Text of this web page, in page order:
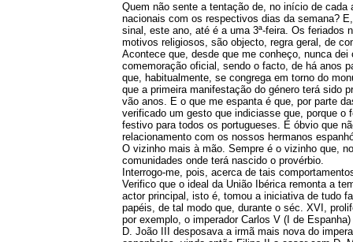
Quem não sente a tentação de, no início de
nacionais com os respectivos dias da semana?
sinal, este ano, até é a uma 3ª-feira. Os feriados
motivos religiosos, são objecto, regra geral, de
Acontece que, desde que me conheço, nunca
comemoração oficial, sendo o facto, de há anos
que, habitualmente, se congrega em torno do
que a primeira manifestação do género terá sido
vão anos. E o que me espanta é que, por parte
verificado um gesto que indiciasse que, porque o
festivo para todos os portugueses. É óbvio que
relacionamento com os nossos hermanos
O vizinho mais à mão. Sempre é o vizinho que,
comunidades onde terá nascido o provérbio.
Interrogo-me, pois, acerca de tais
Verifico que o ideal da União Ibérica remonta a
actor principal, isto é, tomou a iniciativa de tudo
papéis, de tal modo que, durante o séc. XVI,
por exemplo, o imperador Carlos V (I de
D. João III desposava a irmã mais nova do